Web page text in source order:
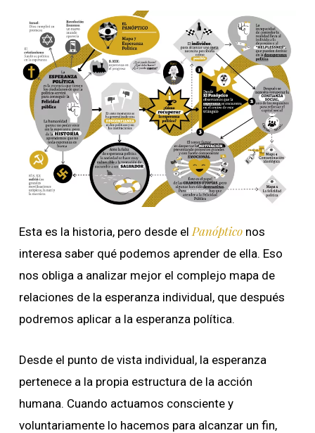
Esta es la historia, pero desde el Panóptico nos
interesa saber qué podemos aprender de ella. Eso
nos obliga a analizar mejor el complejo mapa de
relaciones de la esperanza individual, que después
podremos aplicar a la esperanza política.
Desde el punto de vista individual, la esperanza
pertenece a la propia estructura de la acción
humana. Cuando actuamos consciente y
voluntariamente lo hacemos para alcanzar un fin,